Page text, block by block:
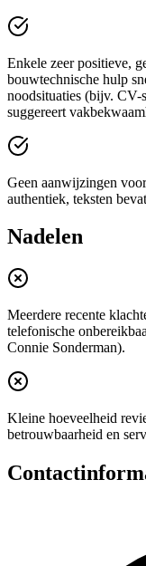
Enkele zeer positieve,
bouwtechnische hulp
noodsituaties (bijv.
suggereert
Geen aanwijzingen
authentiek, teksten
Nadelen
Meerdere recente
telefonische
Connie Sonderman).
Kleine hoeveelheid
betrouwbaarheid en